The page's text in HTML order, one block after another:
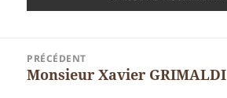
l’article
PRÉCÉDENT
Article
Monsieur Xavier GRIMALDI